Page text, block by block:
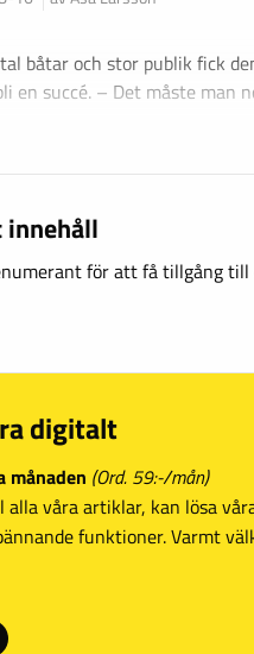
båtar och stor publik fick
en succé. – Det måste man
innehåll
för att få tillgång till
digitalt
månaden (Ord. 59:-/mån)
våra artiklar, kan lösa
funktioner. Varmt